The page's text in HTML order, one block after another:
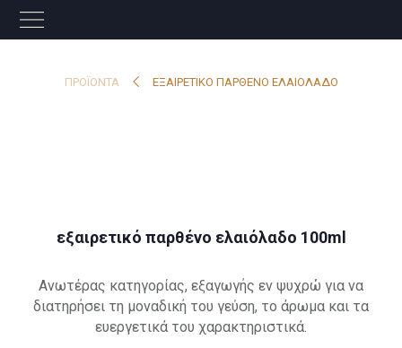
ΠΡΟΪΌΝΤΑ ΕΞΑΙΡΕΤΙΚΟ ΠΑΡΘΕΝΟ ΕΛΑΙΟΛΑΔΟ
εξαιρετικό παρθένο ελαιόλαδο 100ml
Ανωτέρας κατηγορίας, εξαγωγής εν ψυχρώ για να
διατηρήσει τη μοναδική του γεύση, το άρωμα και τα
ευεργετικά του χαρακτηριστικά.